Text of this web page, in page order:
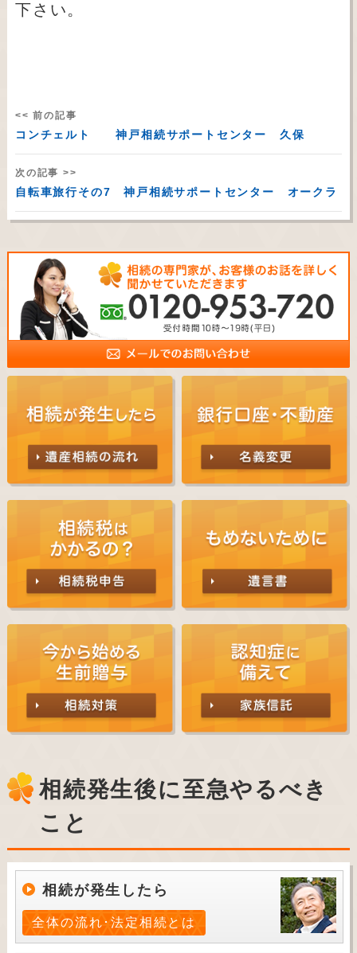
下さい。
<< 前の記事
コンチェルト 神戸相続サポートセンター 久保
次の記事 >>
自転車旅行その7 神戸相続サポートセンター オークラ
相続発生後に至急やるべき
こと
相続が発生したら
全体の流れ･法定相続とは